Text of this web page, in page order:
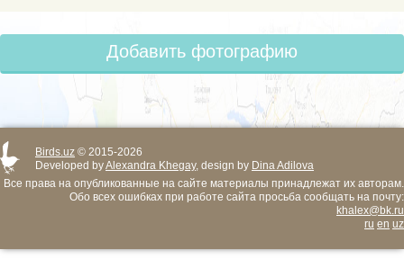
Добавить фотографию
Birds.uz © 2015-2026
Developed byAlexandra Khegay, design by Dina Adilova
Все права на опубликованные на сайте материалы принадлежат их авторам.
Обо всех ошибках при работе сайта просьба сообщать на почту:
khalex@bk.ru
ru en uz